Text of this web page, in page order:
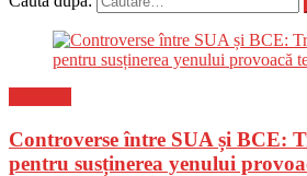
Controverse între SUA și BCE:
pentru susținerea yenului